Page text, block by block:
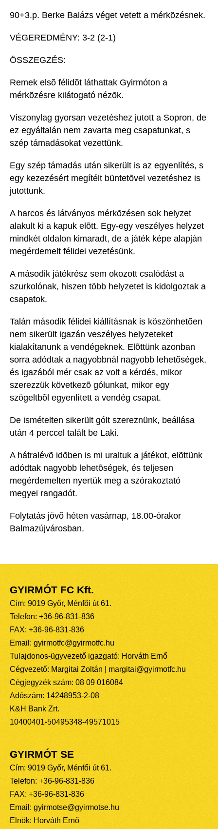
90+3.p. Berke Balázs véget vetett a mérkõzésnek.
VÉGEREDMÉNY: 3-2 (2-1)
ÖSSZEGZÉS:
Remek elsõ félidõt láthattak Gyirmóton a
mérkõzésre kilátogató nézõk.
Viszonylag gyorsan vezetéshez jutott a Sopron, de
ez egyáltalán nem zavarta meg csapatunkat, s
szép támadásokat vezettünk.
Egy szép támadás után sikerült is az egyenlítés, s
egy kezezésért megítélt büntetõvel vezetéshez is
jutottunk.
A harcos és látványos mérkõzésen sok helyzet
alakult ki a kapuk elõtt. Egy-egy veszélyes helyzet
mindkét oldalon kimaradt, de a játék képe alapján
megérdemelt félidei vezetésünk.
A második játékrész sem okozott csalódást a
szurkolónak, hiszen több helyzetet is kidolgoztak a
csapatok.
Talán második félidei kiállításnak is köszönhetõen
nem sikerült igazán veszélyes helyzeteket
kialakítanunk a vendégeknek. Elõttünk azonban
sorra adódtak a nagyobbnál nagyobb lehetõségek,
és igazából mér csak az volt a kérdés, mikor
szerezzük következõ gólunkat, mikor egy
szögeltbõl egyenlített a vendég csapat.
De ismételten sikerült gólt szereznünk, beállása
után 4 perccel talált be Laki.
A hátralévõ idõben is mi uraltuk a játékot, elõttünk
adódtak nagyobb lehetõségek, és teljesen
megérdemelten nyertük meg a szórakoztató
megyei rangadót.
Folytatás jövõ héten vasárnap, 18.00-órakor
Balmazújvárosban.
GYIRMÓT FC Kft.
Cím: 9019 Győr, Ménfői út 61.
Telefon: +36-96-831-836
FAX: +36-96-831-836
Email: gyirmotfc@gyirmotfc.hu
Tulajdonos-ügyvezető igazgató: Horváth Ernő
Cégvezető: Margitai Zoltán | margitai@gyirmotfc.hu
Cégjegyzék szám: 08 09 016084
Adószám: 14248953-2-08
K&H Bank Zrt.
10400401-50495348-49571015
GYIRMÓT SE
Cím: 9019 Győr, Ménfői út 61.
Telefon: +36-96-831-836
FAX: +36-96-831-836
Email: gyirmotse@gyirmotse.hu
Elnök: Horváth Ernő